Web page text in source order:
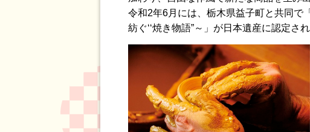
令和2年6月には、栃木県益子町と共同で
紡ぐ‘‘焼き物語”～」が日本遺産に認定され